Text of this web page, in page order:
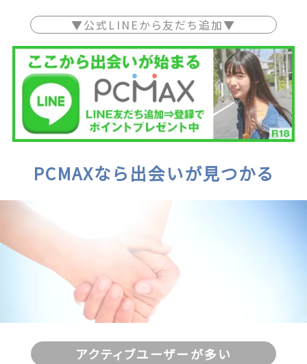
▼公式LINEから友だち追加▼
PCMAXなら出会いが見つかる
アクティブユーザーが多い